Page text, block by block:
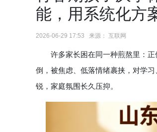
能，用系统化方
2026-06-29 17:53 来源： 互联网
许多家长困在同一种煎熬里：正
倒，被焦虑、低落情绪裹挟，对学
锐，家庭氛围长久压抑。